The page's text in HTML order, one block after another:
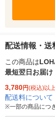
配送情報・送
この商品は
最短翌日お届け
3,780円(税込)以
配送料について
※一部の商品につ